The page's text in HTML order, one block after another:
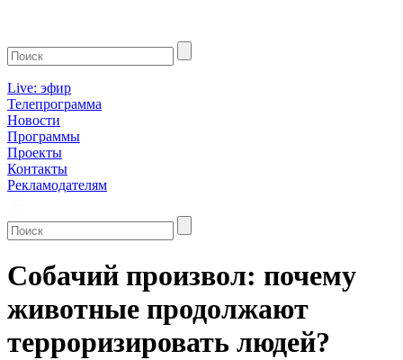
Live: эфир
Телепрограмма
Новости
Программы
Проекты
Контакты
Рекламодателям
Собачий произвол: почему
животные продолжают
терроризировать людей?